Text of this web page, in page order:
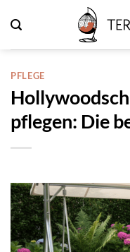
Inhalt
springen
PFLEGE
pflegen: Die